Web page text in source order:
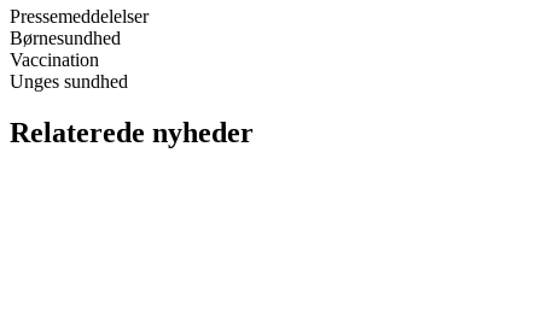
Pressemeddelelser
Børnesundhed
Vaccination
Unges sundhed
Relaterede nyheder